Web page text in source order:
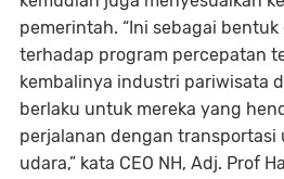
pemerintah. “Ini sebagai
terhadap program percepatan
kembalinya industri pariwisata
berlaku untuk mereka yang
perjalanan dengan transportasi
udara,” kata CEO NH, Adj. Prof